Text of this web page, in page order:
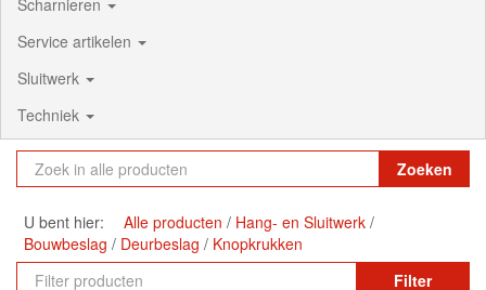
Service artikelen
Sluitwerk
Techniek
Zoeken
U bent hier: Alle producten
Hang- en Sluitwerk
Bouwbeslag
Deurbeslag
Knopkrukken
Filter